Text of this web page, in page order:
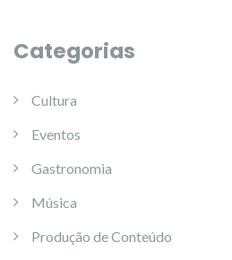
Categorias
Cultura
Eventos
Gastronomia
Música
Produção de Conteúdo